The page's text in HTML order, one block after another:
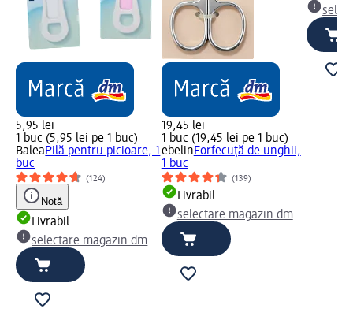
5,95 lei
1 buc (5,95 lei pe 1 buc)
BaleaPilă pentru picioare, 1
buc
(124)
Notă
Livrabil
selectare magazin dm
19,45 lei
1 buc (19,45 lei pe 1 buc)
ebelinForfecuță de unghii,
1 buc
(139)
Livrabil
selectare magazin dm